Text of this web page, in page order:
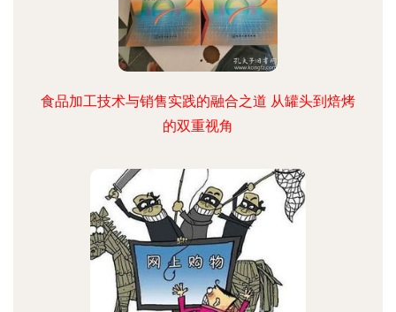
食品加工技术与销售实践的融合之道 从罐头到焙烤
的双重视角